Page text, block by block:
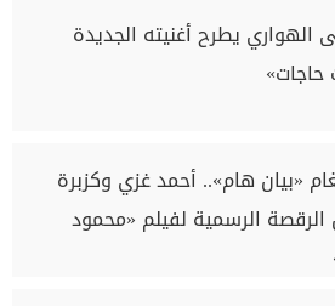
يطرح أغنيته الجديدة
«بيان هام».. أحمد غزي وكزبرة
الرقصة الرسمية لفيلم «محمود